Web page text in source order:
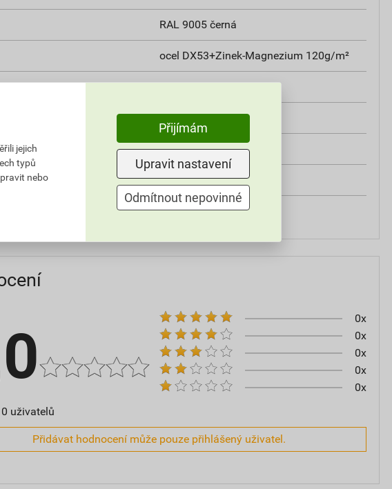
RAL 9005 černá
ocel DX53+Zinek-Magnezium 120g/m²
svod
DEK
RAL 9005
úprava COLORDUR
černá
uživatelů
0x
0x
0x
0x
0x
Přidávat hodnocení může pouze přihlášený uživatel.
jejich
typů
nebo
Přijímám
Upravit nastavení
Odmítnout nepovinné